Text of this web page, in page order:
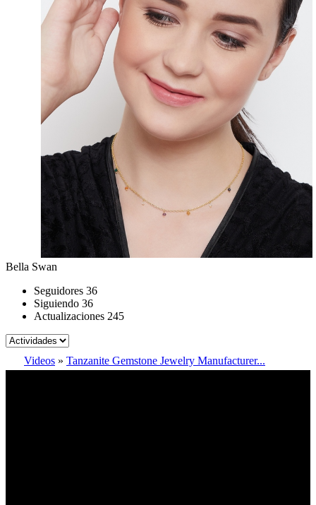
Bella Swan
Seguidores 36
Siguiendo 36
Actualizaciones 245
Videos » Tanzanite Gemstone Jewelry Manufacturer...